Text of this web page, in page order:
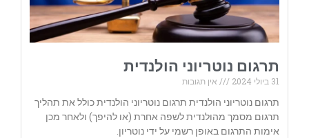
תרגום נוטריוני הולנדית
31 ביולי 2024
אין תגובות
תרגום נוטריוני הולנדית תרגום נוטריוני הולנדית כולל את תהליך
תרגום מסמך מהולנדית לשפה אחרת (או להיפך) ולאחר מכן
אימות התרגום באופן רשמי על ידי נוטריון.